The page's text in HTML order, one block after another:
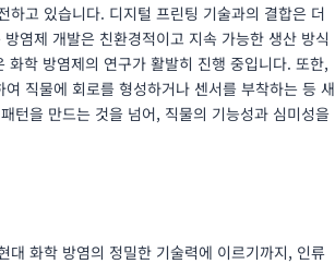
고 있습니다. 디지털 프린팅 기술과의 결합은 더
염제 개발은 친환경적이고 지속 가능한 생산 방식
학 방염제의 연구가 활발히 진행 중입니다. 또한,
직물에 회로를 형성하거나 센서를 부착하는 등 새
턴을 만드는 것을 넘어, 직물의 기능성과 심미성을
대 화학 방염의 정밀한 기술력에 이르기까지, 인류